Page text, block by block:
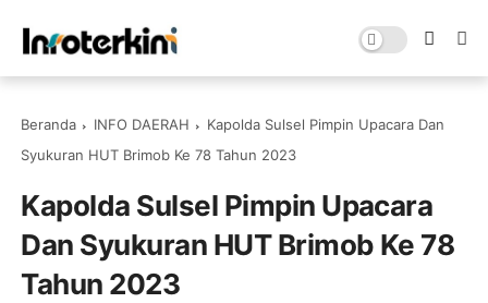
Beranda INFO DAERAH
Kapolda Sulsel Pimpin Upacara Dan
Syukuran HUT Brimob Ke 78 Tahun 2023
Kapolda Sulsel Pimpin Upacara
Dan Syukuran HUT Brimob Ke 78
Tahun 2023